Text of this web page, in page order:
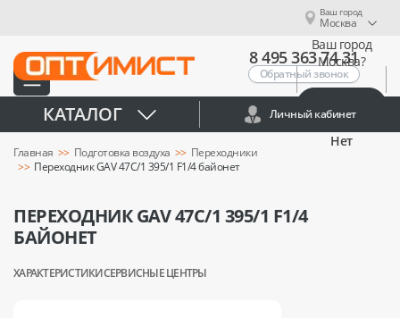
Ваш город
Москва
Ваш город
Москва?
Нет
8 495 363 74 31
Обратный звонок
КАТАЛОГ Личный кабинет
Главная Подготовка воздуха
Переходники
Переходник GAV 47C/1 395/1 F1/4 байонет
ПЕРЕХОДНИК GAV 47C/1 395/1 F1/4
БАЙОНЕТ
ХАРАКТЕРИСТИКИСЕРВИСНЫЕ ЦЕНТРЫ